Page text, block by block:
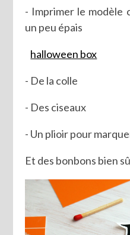
- Imprimer le modèle
un peu épais
halloween box
- De la colle
- Des ciseaux
- Un plioir pour
Et des bonbons bien